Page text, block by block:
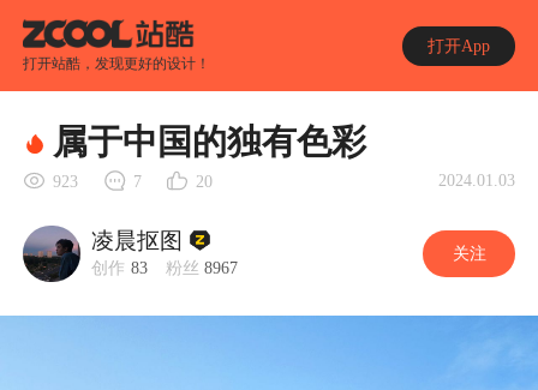
打开站酷，发现更好的设计！
打开App
属于中国的独有色彩
923 7 20 2024.01.03
凌晨抠图
创作 83 粉丝 8967
关注